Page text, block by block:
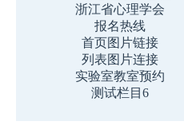
浙江省心理学会
报名热线
首页图片链接
列表图片连接
实验室教室预约
测试栏目6